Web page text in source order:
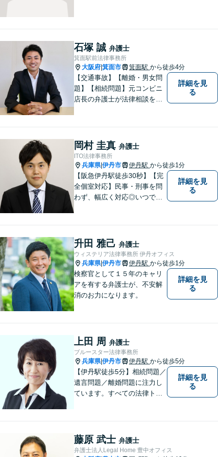
石塚 誠 弁護士
箕面駅前法律事務所
大阪府 箕面市 箕面駅 から徒歩4分
【交通事故】【離婚・男女問
題】【相続問題】元コンビニ
店長の弁護士が法律相談を承
詳細を見
る
岡村 圭真 弁護士
ITO法律事務所
兵庫県|伊丹市 伊丹駅 から徒歩1分
【阪急伊丹駅徒歩30秒】【完
全個室対応】民事・刑事を問
わず、幅広く対応◎いつでも
れず、尽力してまいります。
【メーカー法務経験あり】
詳細を見
る
升田 雅己 弁護士
ウィステリア法律事務所 伊丹オフィス
兵庫県|伊丹市 伊丹駅 から徒歩1分
検察官として１５年のキャリ
アを有する弁護士が、不安解
消のお力になります。
詳細を見
る
上田 周 弁護士
ブルースター法律事務所
兵庫県|伊丹市 伊丹駅 から徒歩5分
【伊丹駅徒歩5分】相続問題／
遺言問題／離婚問題に注力し
ています。すべての法律トラ
様と信頼関係を築いて紛争解
決し、解決後の人生を幸せに
詳細を見
る
藤原 武士 弁護士
弁護士法人Legal Home 豊中オフィス